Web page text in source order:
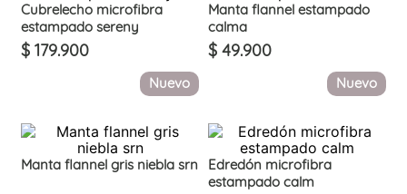
Cubrelecho microfibra
estampado sereny
$ 179.900
Nuevo
Manta flannel estampado
calma
$ 49.900
Nuevo
Manta flannel gris niebla srn
Edredón microfibra
estampado calm